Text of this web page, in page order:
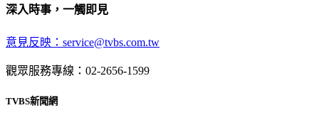
深入時事，一觸即見
意見反映：service@tvbs.com.tw
觀眾服務專線：02-2656-1599
TVBS新聞網